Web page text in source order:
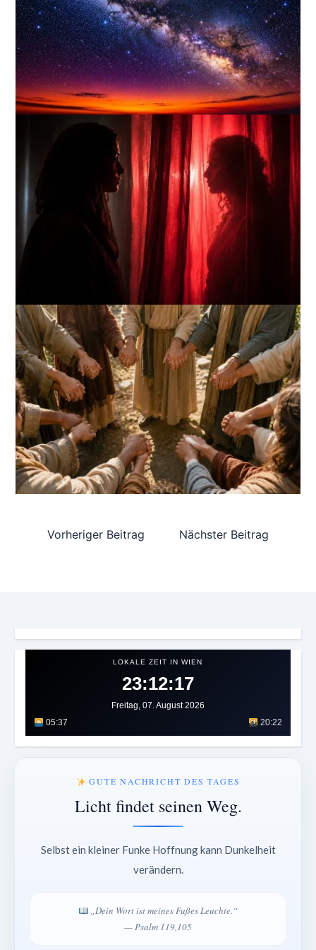
Vorheriger Beitrag Nächster Beitrag
LOKALE ZEIT IN WIEN
23:12:21
Freitag, 07. August 2026
05:37
20:22
GUTE NACHRICHT DES TAGES
Licht findet seinen Weg.
Selbst ein kleiner Funke Hoffnung kann Dunkelheit
verändern.
„Dein Wort ist meines Fußes Leuchte.“
— Psalm 119,105